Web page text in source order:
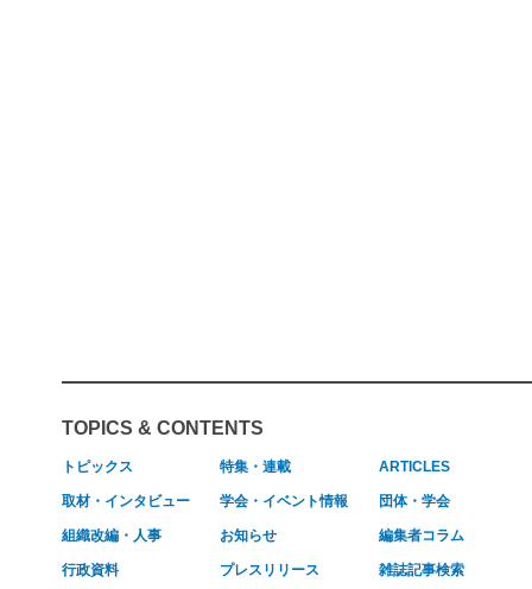
TOPICS & CONTENTS
トピックス 特集・連載 ARTICLES
取材・インタビュー 学会・イベント情報 団体・学会
組織改編・人事 お知らせ 編集者コラム
行政資料 プレスリリース 雑誌記事検索